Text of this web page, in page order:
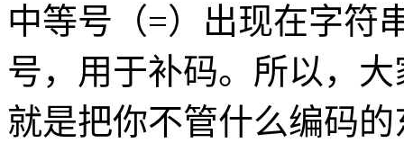
中等号（=）出现在字符
号，用于补码。所以，大
就是把你不管什么编码